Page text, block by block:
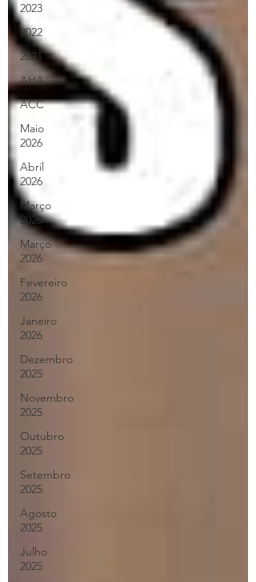
2023
2022
2021
AHA
ACC
Maio
2026
Abril
2026
Março
2026
Março
2026
Fevereiro
2026
Janeiro
2026
Dezembro
2025
Novembro
2025
Outubro
2025
Setembro
2025
Agosto
2025
Julho
2025